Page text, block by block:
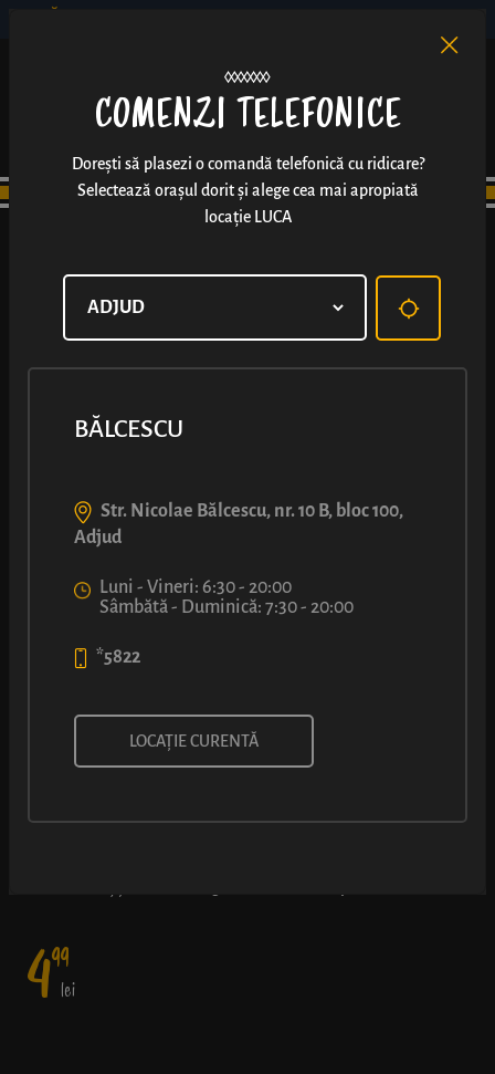
COVRIG CU UMPLUTURĂ CU
VIȘINE
499
lei
COMENZI TELEFONICE
Dorești să plasezi o comandă telefonică cu ridicare?
Selectează orașul dorit și alege cea mai apropiată
locație LUCA
BĂLCESCU
Str. Nicolae Bălcescu, nr. 10 B, bloc 100,
Adjud
Luni - Vineri: 6:30 - 20:00
Sâmbătă - Duminică: 7:30 - 20:00
*5822
LOCAȚIE CURENTĂ